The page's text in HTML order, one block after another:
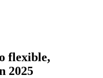
flexible,
2025